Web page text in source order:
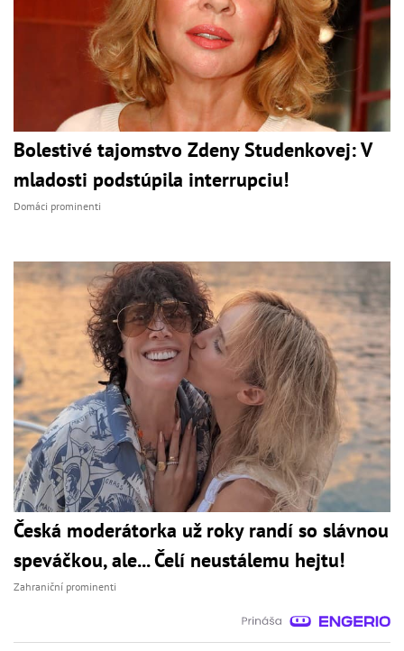
Bolestivé tajomstvo Zdeny Studenkovej: V
mladosti podstúpila interrupciu!
Domáci prominenti
Česká moderátorka už roky randí so slávnou
speváčkou, ale... Čelí neustálemu hejtu!
Zahraniční prominenti